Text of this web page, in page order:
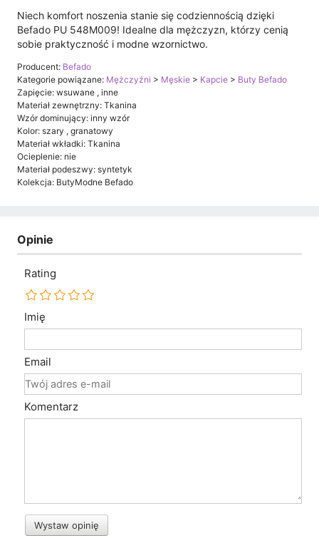
Niech komfort noszenia stanie się codziennością dzięki
Befado PU 548M009! Idealne dla mężczyzn, którzy cenią
sobie praktyczność i modne wzornictwo.
Producent: Befado
Kategorie powiązane: Mężczyźni > Męskie > Kapcie > Buty Befado
Zapięcie: wsuwane , inne
Materiał zewnętrzny: Tkanina
Wzór dominujący: inny wzór
Kolor: szary , granatowy
Materiał wkładki: Tkanina
Ocieplenie: nie
Materiał podeszwy: syntetyk
Kolekcja: ButyModne Befado
Opinie
Rating
Imię
Email
Komentarz
Wystaw opinię